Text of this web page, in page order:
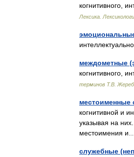
когнитивного,
Лексика.
междометные
когнитивного,
терминов Т.В.
местоименные
когнитивной и
указывая на
местоимения
служебные